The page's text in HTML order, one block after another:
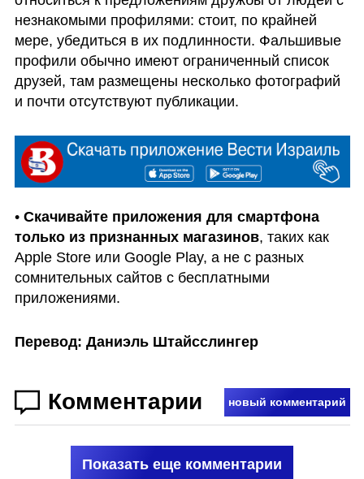
незнакомыми профилями: стоит, по крайней
мере, убедиться в их подлинности. Фальшивые
профили обычно имеют ограниченный список
друзей, там размещены несколько фотографий
и почти отсутствуют публикации.
• Скачивайте приложения для смартфона
только из признанных магазинов, таких как
Apple Store или Google Play, а не с разных
сомнительных сайтов с бесплатными
приложениями.
Перевод: Даниэль Штайсслингер
Комментарии новый комментарий
Показать еще комментарии